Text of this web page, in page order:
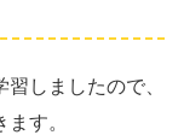
しましたので、
す。